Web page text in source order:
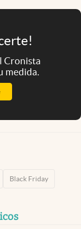
Cronista
medida.
Black Friday